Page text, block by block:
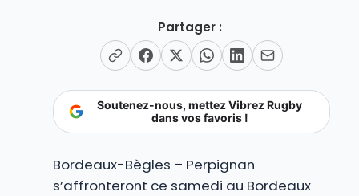
Partager :
Soutenez-nous, mettez Vibrez Rugby
dans vos favoris !
Bordeaux-Bègles – Perpignan
s’affronteront ce samedi au Bordeaux